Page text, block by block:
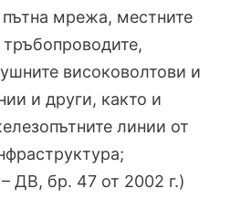
пътна мрежа, местните
високоволтови и
и други, както и
линии от
ДВ, бр. 47 от 2002 г.)